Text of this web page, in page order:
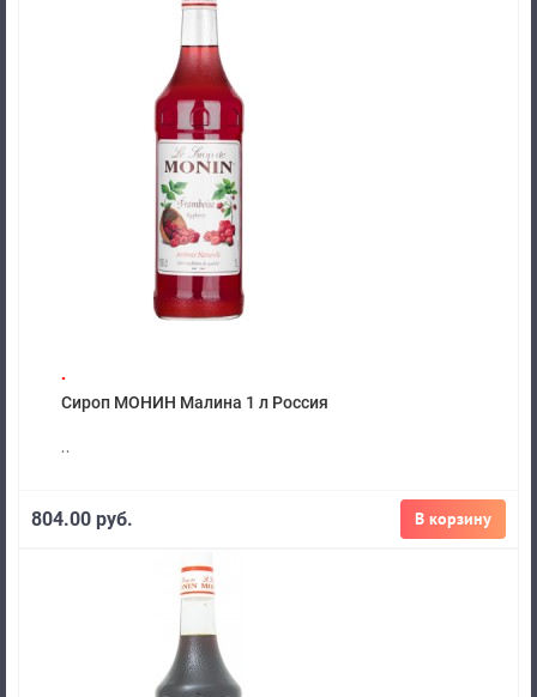
.
Сироп МОНИН Малина 1 л Россия
..
В корзину
804.00 руб.